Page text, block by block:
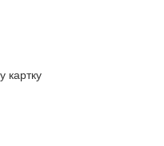
картку